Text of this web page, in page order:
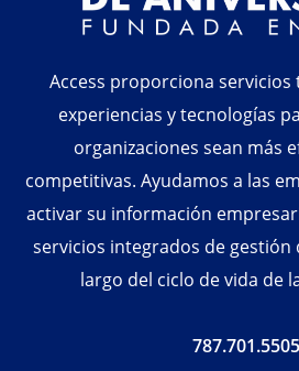
Access proporciona
experiencias y tecnologías
organizaciones sean más
competitivas. Ayudamos a las
activar su información
servicios integrados de gestión
largo del ciclo de vida de
787.701.5505